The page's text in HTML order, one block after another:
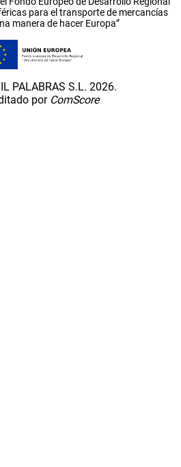
para el transporte de mercancías
manera de hacer Europa”
PALABRAS S.L. 2026.
por ComScore